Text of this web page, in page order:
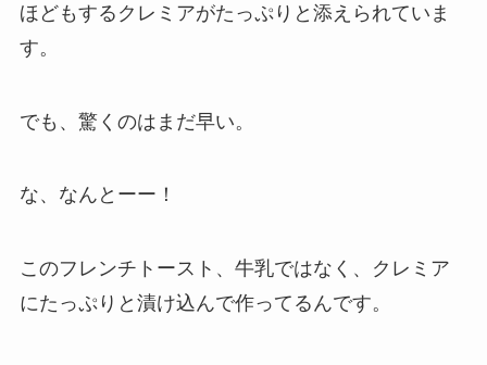
ほどもするクレミアがたっぷりと添えられていま
す。
でも、驚くのはまだ早い。
な、なんとーー！
このフレンチトースト、牛乳ではなく、クレミア
にたっぷりと漬け込んで作ってるんです。